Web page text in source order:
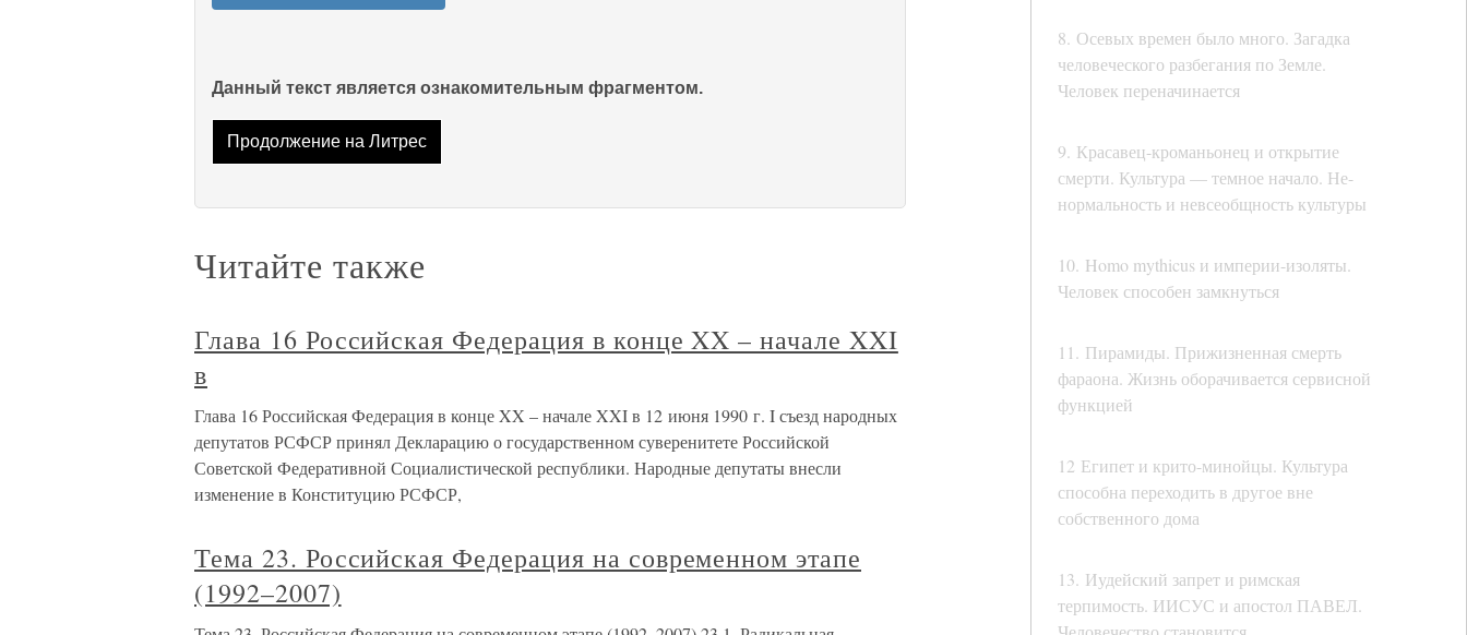
8. Осевых времен было много. Загадка
человеческого разбегания по Земле.
Человек переначинается
9. Красавец-кроманьонец и открытие
смерти. Культура — темное начало. Не-
нормальность и невсеобщность культуры
10. Homo mythicus и империи-изоляты.
Человек способен замкнуться
11. Пирамиды. Прижизненная смерть
фараона. Жизнь оборачивается сервисной
функцией
12 Египет и крито-минойцы. Культура
способна переходить в другое вне
собственного дома
13. Иудейский запрет и римская
терпимость. ИИСУС и апостол ПАВЕЛ.
Данный текст является ознакомительным фрагментом.
Продолжение на Литрес
Читайте также
Глава 16 Российская Федерация в конце XX – начале XXI
в
Глава 16 Российская Федерация в конце XX – начале XXI в 12 июня 1990 г. I съезд народных
депутатов РСФСР принял Декларацию о государственном суверенитете Российской
Советской Федеративной Социалистической республики. Народные депутаты внесли
изменение в Конституцию РСФСР,
Тема 23. Российская Федерация на современном этапе
(1992–2007)